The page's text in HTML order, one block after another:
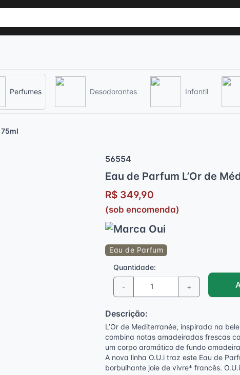
Perfumes Desodorantes Infantil
56554
Eau de Parfum L’Or de
R$ 349,90
(sob encomenda)
Eau de Parfum
Quantidade:
- +
Descrição:
L’Or de Mediterranée, inspirada na
combina notas amadeiradas frescas
um corpo aromático de fundo
A nova linha O.U.i traz este Eau de
borbulhante joie de vivre* francês.